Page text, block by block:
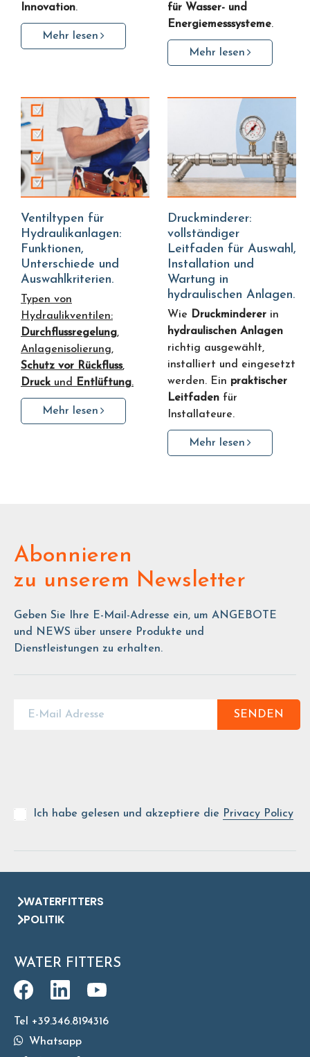
Innovation.
Mehr lesen
für Wasser- und
Energiemesssysteme.
Mehr lesen
Ventiltypen für
Hydraulikanlagen:
Funktionen,
Unterschiede und
Auswahlkriterien.
Typen von
Hydraulikventilen:
Durchflussregelung,
Anlagenisolierung,
Schutz vor Rückfluss,
Druck und Entlüftung.
Mehr lesen
Druckminderer:
vollständiger
Leitfaden für Auswahl,
Installation und
Wartung in
hydraulischen Anlagen.
Wie Druckminderer in
hydraulischen Anlagen
richtig ausgewählt,
installiert und eingesetzt
werden. Ein praktischer
Leitfaden für
Installateure.
Mehr lesen
Abonnieren
zu unserem Newsletter
Geben Sie Ihre E-Mail-Adresse ein, um ANGEBOTE
und NEWS über unsere Produkte und
Dienstleistungen zu erhalten.
SENDEN
Ich habe gelesen und akzeptiere die Privacy Policy
WATERFITTERS
POLITIK
WATER FITTERS
Tel +39.346.8194316
Whatsapp